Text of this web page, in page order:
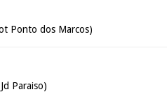
Ponto dos Marcos)
Paraiso)